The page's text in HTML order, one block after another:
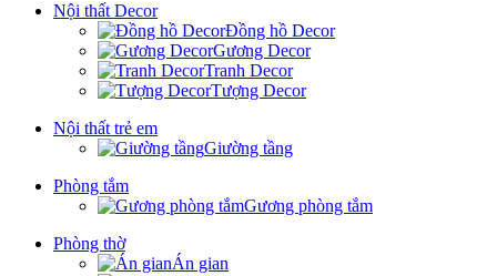
Nội thất Decor
Đồng hồ Decor
Gương Decor
Tranh Decor
Tượng Decor
Nội thất trẻ em
Giường tầng
Phòng tắm
Gương phòng tắm
Phòng thờ
Án gian